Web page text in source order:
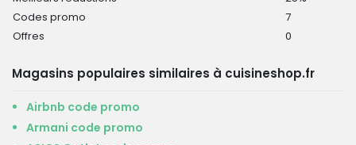
Codes promo
7
Offres
0
Magasins populaires similaires à cuisineshop.fr
Airbnb code promo
Armani code promo